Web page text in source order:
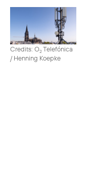
Credits: O2Telefónica
/ Henning Koepke